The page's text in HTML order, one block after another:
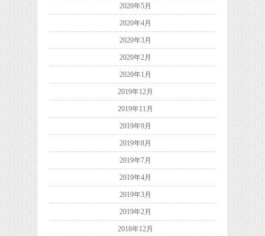
2020年5月
2020年4月
2020年3月
2020年2月
2020年1月
2019年12月
2019年11月
2019年9月
2019年8月
2019年7月
2019年4月
2019年3月
2019年2月
2018年12月